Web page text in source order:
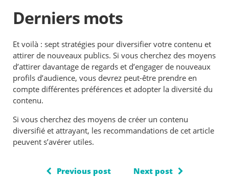
Derniers mots
Et voilà : sept stratégies pour diversifier votre contenu et
attirer de nouveaux publics. Si vous cherchez des moyens
d’attirer davantage de regards et d’engager de nouveaux
profils d’audience, vous devrez peut-être prendre en
compte différentes préférences et adopter la diversité du
contenu.
Si vous cherchez des moyens de créer un contenu
diversifié et attrayant, les recommandations de cet article
peuvent s’avérer utiles.
Previous post Next post